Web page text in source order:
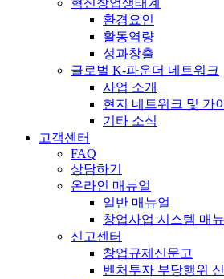
혁신창업생태계
환경요인
활동역량
성과창출
글로벌 K-파운더 네트워크
사업 소개
현지 네트워크 및 가
기타 소식
고객센터
FAQ
상담하기
온라인 매뉴얼
일반 매뉴얼
창업사업 시스템 매
신고센터
창업규제신문고
벤처투자 부당행위